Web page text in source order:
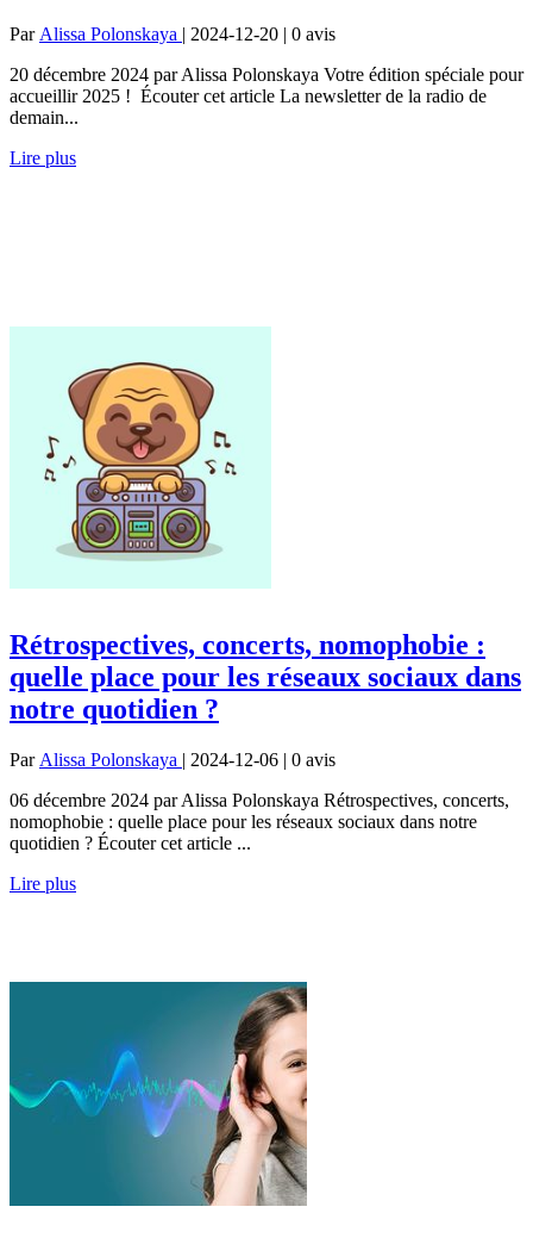
Par Alissa Polonskaya | 2024-12-20 | 0 avis
20 décembre 2024 par Alissa Polonskaya Votre édition spéciale pour
accueillir 2025 ! Écouter cet article La newsletter de la radio de
demain...
Lire plus
Rétrospectives, concerts, nomophobie :
quelle place pour les réseaux sociaux dans
notre quotidien ?
Par Alissa Polonskaya | 2024-12-06 | 0 avis
06 décembre 2024 par Alissa Polonskaya Rétrospectives, concerts,
nomophobie : quelle place pour les réseaux sociaux dans notre
quotidien ? Écouter cet article ...
Lire plus